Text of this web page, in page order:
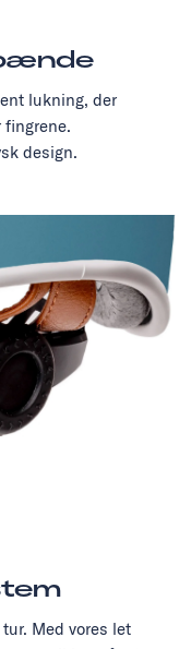
lukning, der
fingrene.
design.
Med vores let